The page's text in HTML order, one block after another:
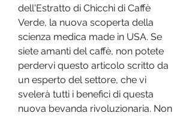
dell'Estratto di Chicchi di Caffè
Verde, la nuova scoperta della
scienza medica made in USA. Se
siete amanti del caffè, non potete
perdervi questo articolo scritto da
un esperto del settore, che vi
svelerà tutti i benefici di questa
nuova bevanda rivoluzionaria. Non